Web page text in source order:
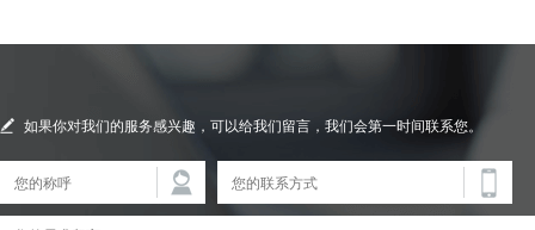
如果你对我们的服务感兴趣，可以给我们留言，我们会第一时间联系您。